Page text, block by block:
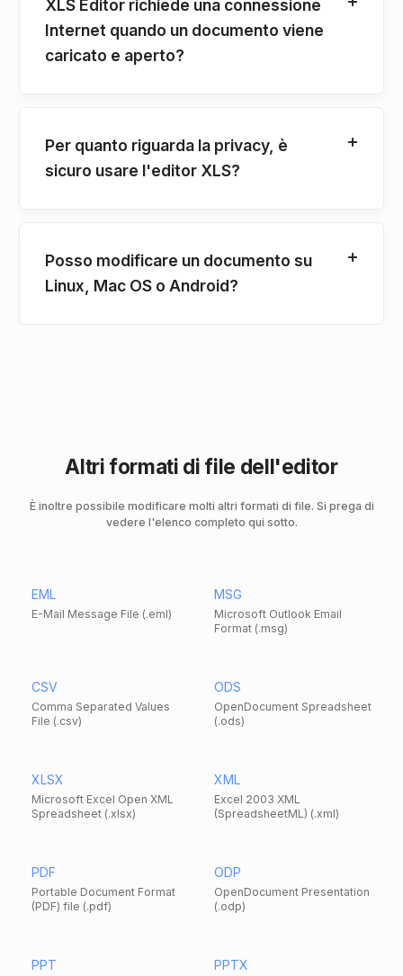
XLS Editor richiede una connessione
Internet quando un documento viene
caricato e aperto?
Per quanto riguarda la privacy, è
sicuro usare l'editor XLS?
Posso modificare un documento su
Linux, Mac OS o Android?
Altri formati di file dell'editor
È inoltre possibile modificare molti altri formati di file. Si prega di
vedere l'elenco completo qui sotto.
EML
E-Mail Message File (.eml)
MSG
Microsoft Outlook Email
Format (.msg)
CSV
Comma Separated Values
File (.csv)
ODS
OpenDocument Spreadsheet
(.ods)
XLSX
Microsoft Excel Open XML
Spreadsheet (.xlsx)
XML
Excel 2003 XML
(SpreadsheetML) (.xml)
PDF
Portable Document Format
(PDF) file (.pdf)
ODP
OpenDocument Presentation
(.odp)
PPT PPTX